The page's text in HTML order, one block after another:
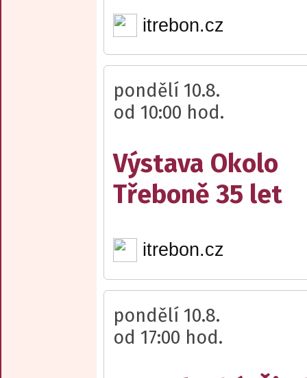
itrebon.cz
pondělí 10.8.
od 10:00 hod.
Výstava Okolo
Třeboně 35 let
itrebon.cz
pondělí 10.8.
od 17:00 hod.